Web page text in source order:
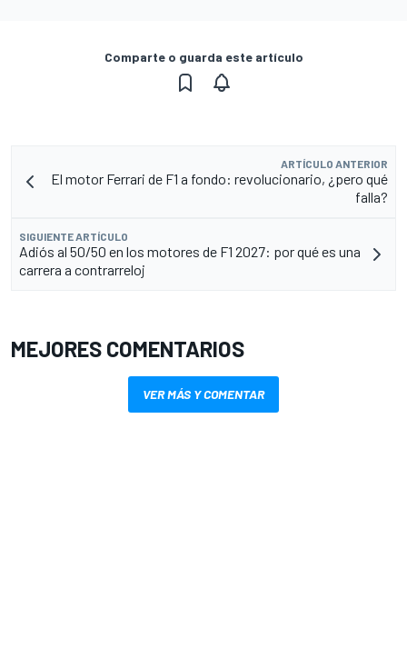
Comparte o guarda este artículo
ARTÍCULO ANTERIOR
El motor Ferrari de F1 a fondo: revolucionario, ¿pero qué
falla?
SIGUIENTE ARTÍCULO
Adiós al 50/50 en los motores de F1 2027: por qué es una
carrera a contrarreloj
MEJORES COMENTARIOS
VER MÁS Y COMENTAR